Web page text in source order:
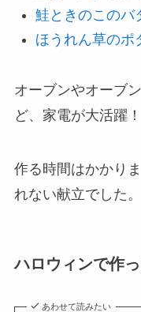
鮭ときのこのバ
ほうれん草のポ
オーブンやオーブ
ど、家電が大活躍！
作る時間はかかり
れない献立でした。
ハロウィンで作
あわせて読みたい